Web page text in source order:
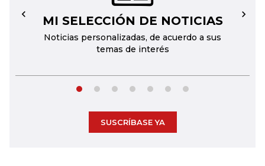
MI SELECCIÓN DE NOTICIAS
Noticias personalizadas, de acuerdo a sus
temas de interés
← →
SUSCRÍBASE YA